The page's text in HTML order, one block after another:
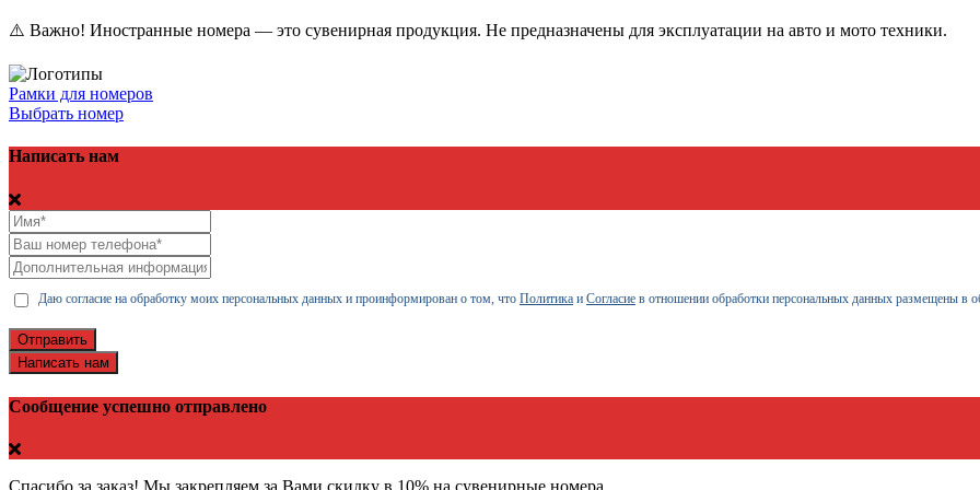
⚠️ Важно! Иностранные номера — это сувенирная продукция. Не предназначены для эксплуатации на авто и мото техники.
Рамки для номеров
Выбрать номер
Написать нам
Даю согласие на обработку моих персональных данных и проинформирован о том, что Политика и Согласие в отношении обработки персональных данных размещены в
Отправить
Написать нам
Сообщение успешно отправлено
Спасибо за заказ! Мы закрепляем за Вами скидку в 10% на сувенирные номера